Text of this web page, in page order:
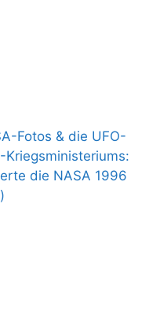
Fotos & die UFO-
Kriegsministeriums:
die NASA 1996